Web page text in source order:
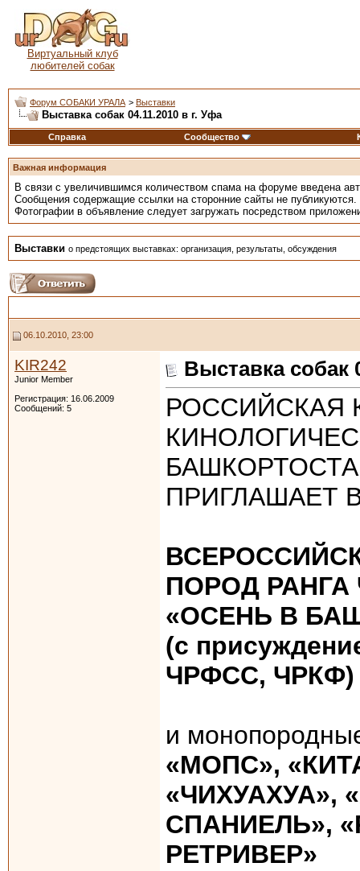
Виртуальный клуб
любителей собак
Форум СОБАКИ УРАЛА > Выставки
Выставка собак 04.11.2010 в г. Уфа
Справка Сообщество
Важная информация
В связи с увеличившимся количеством спама на форуме введена
Сообщения содержащие ссылки на сторонние сайты не публикуются.
Фотографии в объявление следует загружать посредством
Выставки о предстоящих выставках: организация, результаты, обсуждения
06.10.2010, 23:00
KIR242
Junior Member
Регистрация: 16.06.2009
Сообщений: 5
Выставка собак
РОССИЙСКАЯ
ПРИГЛАШАЕТ
ПОРОД
«ОСЕНЬ В
(с
ЧРФСС, ЧРКФ)
и
«МОПС»,
«ЧИХУАХУА»,
СПАНИЕЛЬ»,
РЕТРИВЕР»